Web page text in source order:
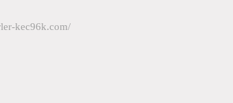
kec96k.com/